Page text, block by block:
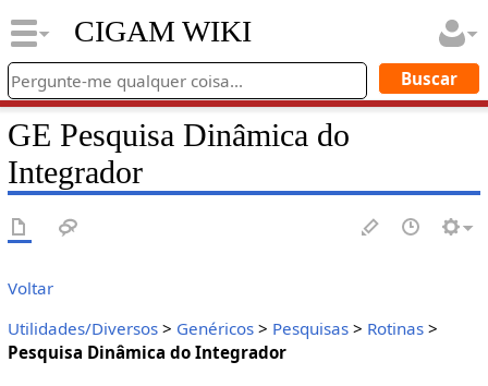
CIGAM WIKI
GE Pesquisa Dinâmica do
Integrador
Voltar
Utilidades/Diversos> Genéricos> Pesquisas> Rotinas>
Pesquisa Dinâmica do Integrador